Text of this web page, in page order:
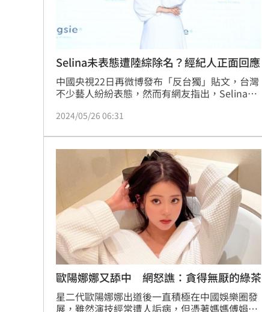
Selina未表態遭陸綜除名？經紀人正面回應
中國央視22日再微博發布「反台獨」貼文，台灣
不少藝人紛紛表態，然而有網友指出，Selina最
遭到節目除名，對此經紀人也出面澄清，表示節
2024/05/26 06:31
歐陽娜娜又舔中 網怒譙：貪得無厭的綠茶
星二代歐陽娜娜出道後一直積極在中國娛樂圈發
展，雖然演技經常遭人詬病，但憑著媽媽傅娟留